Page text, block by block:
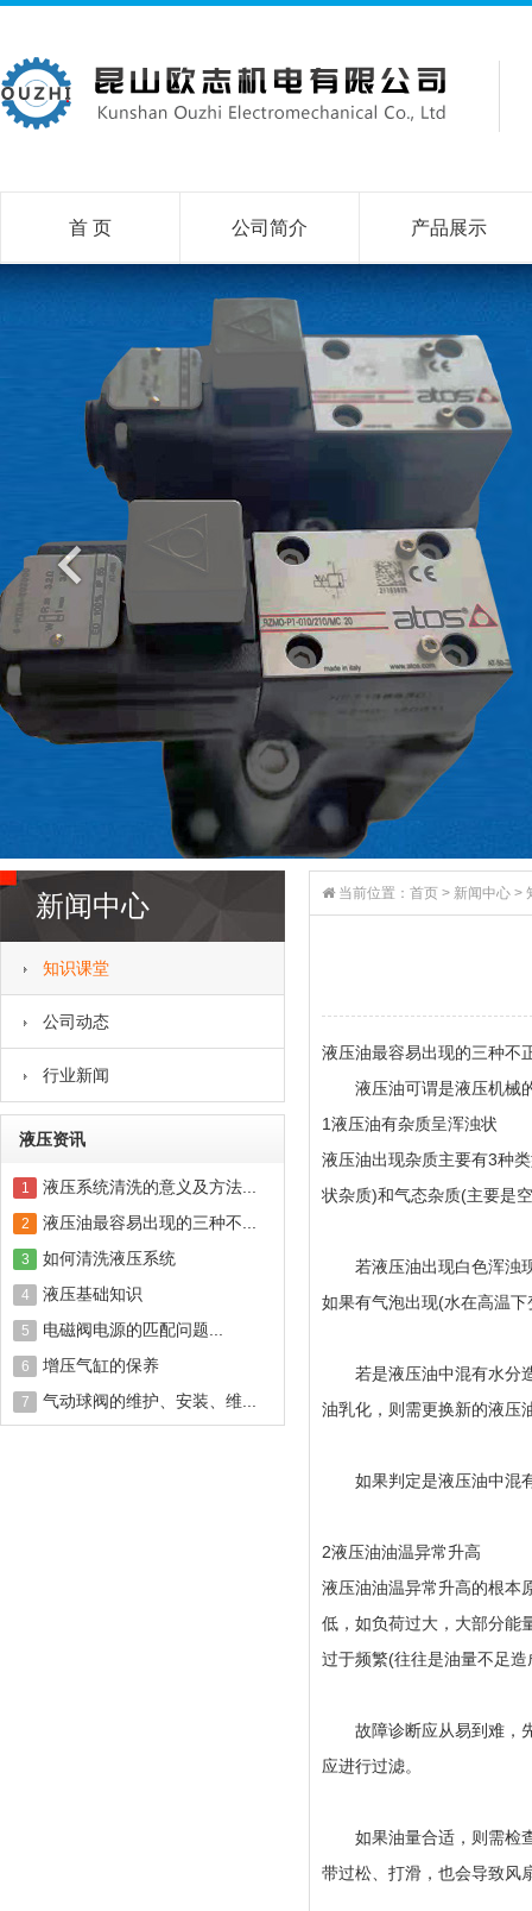
首 页 公司简介 产品展示
新闻中心
知识课堂
公司动态
行业新闻
液压资讯
1 液压系统清洗的意义及方法...
2 液压油最容易出现的三种不...
3 如何清洗液压系统
4 液压基础知识
5 电磁阀电源的匹配问题...
6 增压气缸的保养
7 气动球阀的维护、安装、维...
当前位置： 首页 > 新闻中心 >
液压油最容易出现的三种不
液压油可谓是液压机械的
1液压油有杂质呈浑浊状
液压油出现杂质主要有3种
状杂质)和气态杂质(主要是
若液压油出现白色浑浊现
如果有气泡出现(水在高温
若是液压油中混有水分造
油乳化，则需更换新的液压
如果判定是液压油中混有
2液压油油温异常升高
液压油油温异常升高的根本
低，如负荷过大，大部分能
过于频繁(往往是油量不足
故障诊断应从易到难，先
应进行过滤。
如果油量合适，则需检查
带过松、打滑，也会导致风